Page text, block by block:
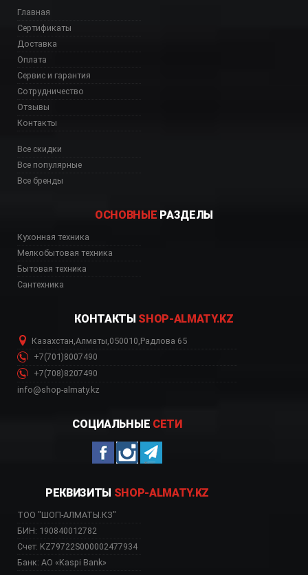
Главная
Сертификаты
Доставка
Оплата
Сервис и гарантия
Сотрудничество
Отзывы
Контакты
Все скидки
Все популярные
Все бренды
ОСНОВНЫЕ РАЗДЕЛЫ
Кухонная техника
Мелкобытовая техника
Бытовая техника
Сантехника
КОНТАКТЫ SHOP-ALMATY.KZ
Казахстан Алматы 050010 Радлова 65
+7(701)8007490
+7(708)8207490
info@shop-almaty.kz
СОЦИАЛЬНЫЕ СЕТИ
РЕКВИЗИТЫ SHOP-ALMATY.KZ
ТОО "ШОП-АЛМАТЫ.КЗ"
БИН: 190840012782
Счет: KZ79722S000002477934
Банк: АО «Kaspi Bank»